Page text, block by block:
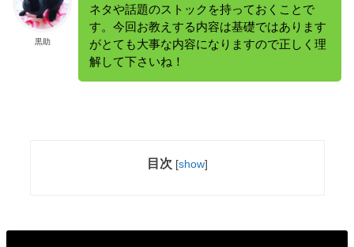
黒助
ネタや話題のストックを持っておくことで
す。今回お教えする内容は基礎ではあります
がとても大事な内容になりますので正しく理
解して下さいね！
目次 [show]